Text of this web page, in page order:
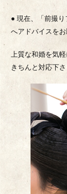
● 現在、「前撮
へアドバイスをお
上質な和婚を気
きちんと対応下